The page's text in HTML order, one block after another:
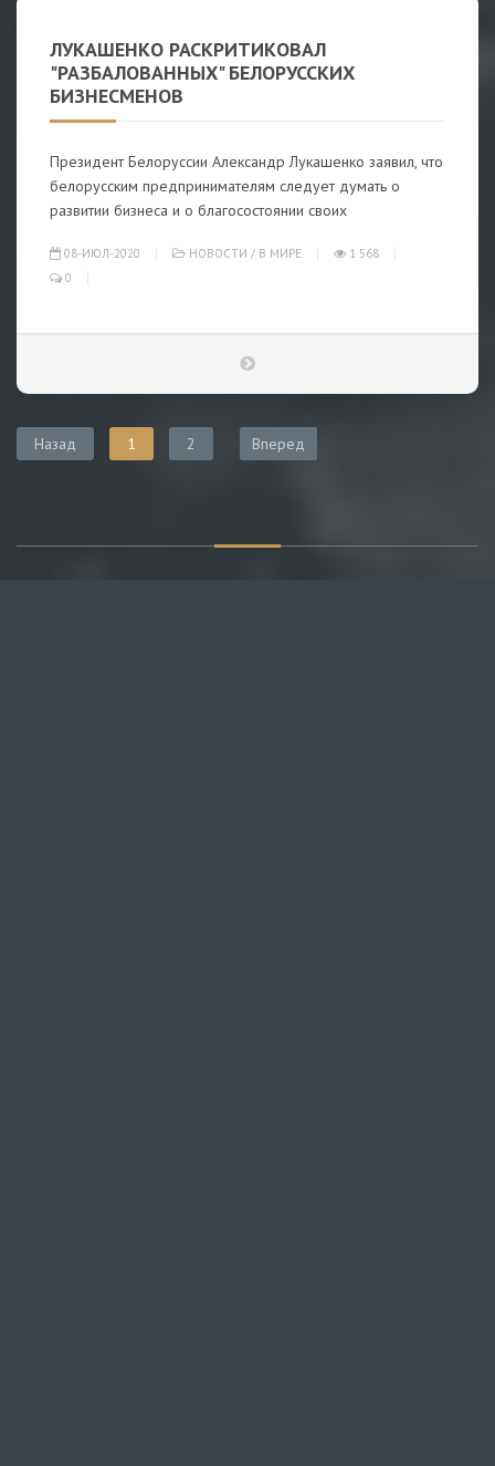
ЛУКАШЕНКО РАСКРИТИКОВАЛ
"РАЗБАЛОВАННЫХ" БЕЛОРУССКИХ
БИЗНЕСМЕНОВ
Президент Белоруссии Александр Лукашенко заявил, что
белорусским предпринимателям следует думать о
развитии бизнеса и о благосостоянии своих
08-ИЮЛ-2020 НОВОСТИ / В МИРЕ
1 568
0
Назад 1 2 Вперед